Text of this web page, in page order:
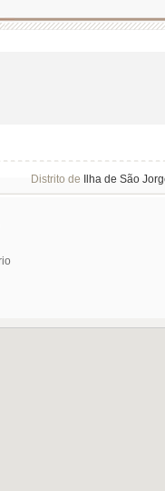
Distrito de Ilha de São